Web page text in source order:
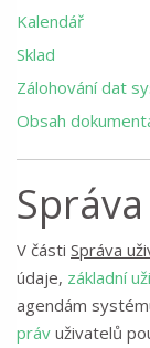
Kalendář
Sklad
Zálohování dat
Obsah
V části Správa
údaje, základní
agendám
práv uživatelů